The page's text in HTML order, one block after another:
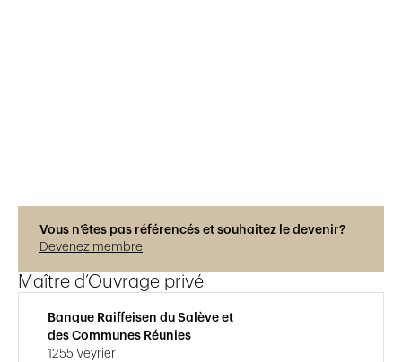
Vous n’êtes pas référencés et souhaitez le devenir?
Devenez membre
Maître d’Ouvrage privé
Banque Raiffeisen du Salève et
des Communes Réunies
1255 Veyrier